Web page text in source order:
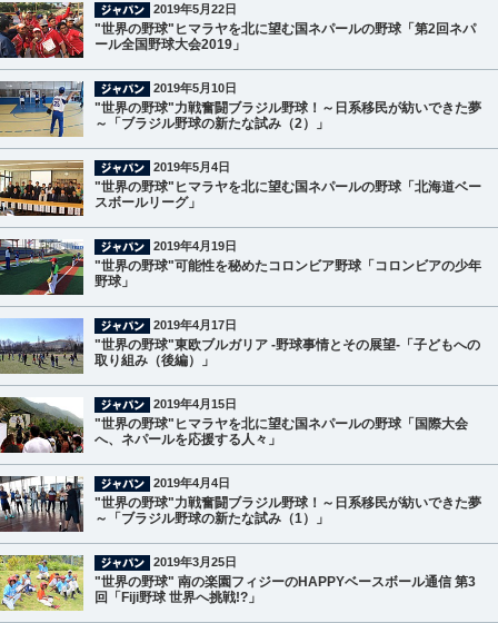
2019年5月22日
"世界の野球"ヒマラヤを北に望む国ネパールの野球「第2回ネパ
ール全国野球大会2019」
2019年5月10日
"世界の野球"力戦奮闘ブラジル野球！～日系移民が紡いできた夢
～「ブラジル野球の新たな試み（2）」
2019年5月4日
"世界の野球"ヒマラヤを北に望む国ネパールの野球「北海道ベー
スボールリーグ」
2019年4月19日
"世界の野球"可能性を秘めたコロンビア野球「コロンビアの少年
野球」
2019年4月17日
"世界の野球"東欧ブルガリア -野球事情とその展望-「子どもへの
取り組み（後編）」
2019年4月15日
"世界の野球"ヒマラヤを北に望む国ネパールの野球「国際大会
へ、ネパールを応援する人々」
2019年4月4日
"世界の野球"力戦奮闘ブラジル野球！～日系移民が紡いできた夢
～「ブラジル野球の新たな試み（1）」
2019年3月25日
"世界の野球" 南の楽園フィジーのHAPPYベースボール通信 第3
回「Fiji野球 世界へ挑戦!?」